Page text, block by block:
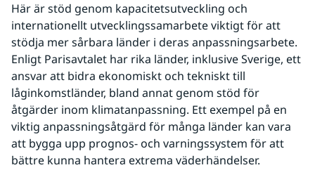
Här är stöd genom kapacitetsutveckling och
internationellt utvecklingssamarbete viktigt för att
stödja mer sårbara länder i deras anpassningsarbete.
Enligt Parisavtalet har rika länder, inklusive Sverige, ett
ansvar att bidra ekonomiskt och tekniskt till
låginkomstländer, bland annat genom stöd för
åtgärder inom klimatanpassning. Ett exempel på en
viktig anpassningsåtgärd för många länder kan vara
att bygga upp prognos- och varningssystem för att
bättre kunna hantera extrema väderhändelser.